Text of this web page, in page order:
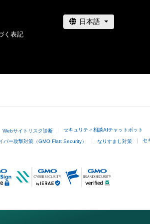
テムに関するお問い合わせ先
く表記
Webサイトリスク診断 セキュリティ相談AIチャットボット
バー攻撃対策（GMO Flatt Security） なりすまし対策 セ